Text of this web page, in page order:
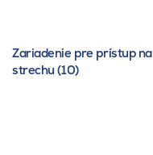
Zariadenie pre prístup na
strechu (10)